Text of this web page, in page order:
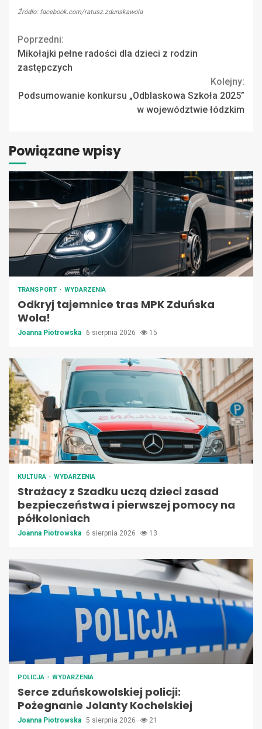
Źródło: facebook.com/ratusz.zdunskawola
Continue
Reading
Poprzedni:
Mikołajki pełne radości dla dzieci z rodzin
zastępczych
Kolejny:
Podsumowanie konkursu „Odblaskowa Szkoła 2025”
w województwie łódzkim
Powiązane wpisy
TRANSPORT WYDARZENIA
Odkryj tajemnice tras MPK Zduńska
Wola!
Joanna Piotrowska 6 sierpnia 2026 15
KULTURA WYDARZENIA
Strażacy z Szadku uczą dzieci zasad
bezpieczeństwa i pierwszej pomocy na
półkoloniach
Joanna Piotrowska 6 sierpnia 2026 13
POLICJA WYDARZENIA
Serce zduńskowolskiej policji:
Pożegnanie Jolanty Kochelskiej
Joanna Piotrowska 5 sierpnia 2026 21